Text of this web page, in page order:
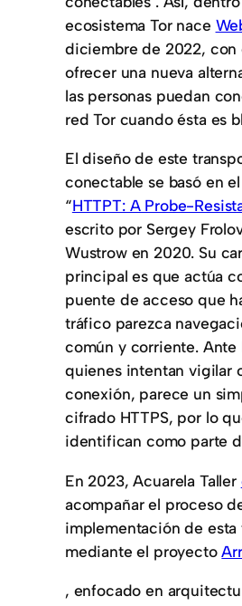
ecosistema Tor nace
diciembre de 2022, con
ofrecer una nueva
las personas puedan
red Tor cuando ésta es
El diseño de este
conectable se basó en
“HTTPT: A Probe-
escrito por Sergey
Wustrow en 2020. Su
principal es que actúa
puente de acceso que
tráfico parezca
común y corriente. Ante
quienes intentan vigilar
conexión, parece un
cifrado HTTPS, por lo
identifican como parte
En 2023, Acuarela Taller
acompañar el proceso
implementación de esta
mediante el proyecto
, enfocado en